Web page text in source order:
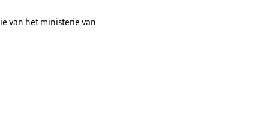
van het ministerie van